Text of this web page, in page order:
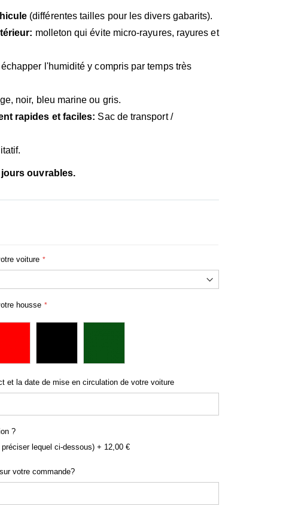
(différentes tailles pour les divers gabarits).
molleton qui évite micro-rayures, rayures et
l'humidité y compris par temps très
noir, bleu marine ou gris.
rapides et faciles: Sac de transport /
jours ouvrables.
voiture
housse
et la date de mise en circulation de votre voiture
?
lequel ci-dessous) + 12,00 €
votre commande?